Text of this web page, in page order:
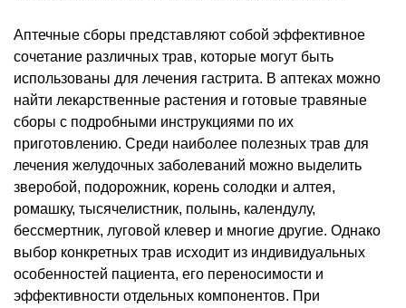
Аптечные сборы представляют собой эффективное
сочетание различных трав, которые могут быть
использованы для лечения гастрита. В аптеках можно
найти лекарственные растения и готовые травяные
сборы с подробными инструкциями по их
приготовлению. Среди наиболее полезных трав для
лечения желудочных заболеваний можно выделить
зверобой, подорожник, корень солодки и алтея,
ромашку, тысячелистник, полынь, календулу,
бессмертник, луговой клевер и многие другие. Однако
выбор конкретных трав исходит из индивидуальных
особенностей пациента, его переносимости и
эффективности отдельных компонентов. При